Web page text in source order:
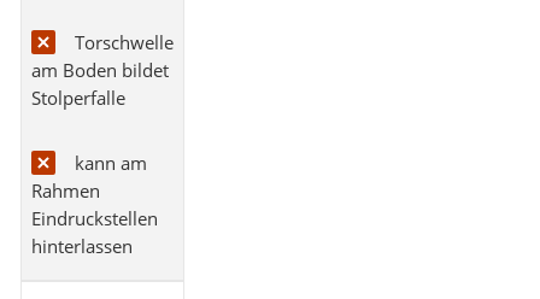
Torschwelle
am Boden bildet
Stolperfalle
kann am
Rahmen
Eindruckstellen
hinterlassen